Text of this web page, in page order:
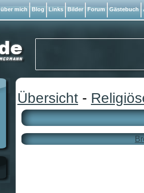
Übersicht -
über mich Blog Links Bilder Forum Gästebuch